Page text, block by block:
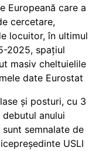
Europeană care a
cercetare,
locuitor, în ultimul
2025, spațiul
masiv cheltuielile
date Eurostat
și posturi, cu 3
anului
semnalate de
USLI